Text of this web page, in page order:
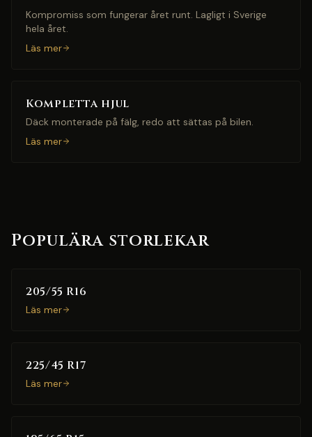
Kompromiss som fungerar året runt. Lagligt i Sverige
hela året.
Läs mer
Kompletta hjul
Däck monterade på fälg, redo att sättas på bilen.
Läs mer
Populära storlekar
205/55 R16
Läs mer
225/45 R17
Läs mer